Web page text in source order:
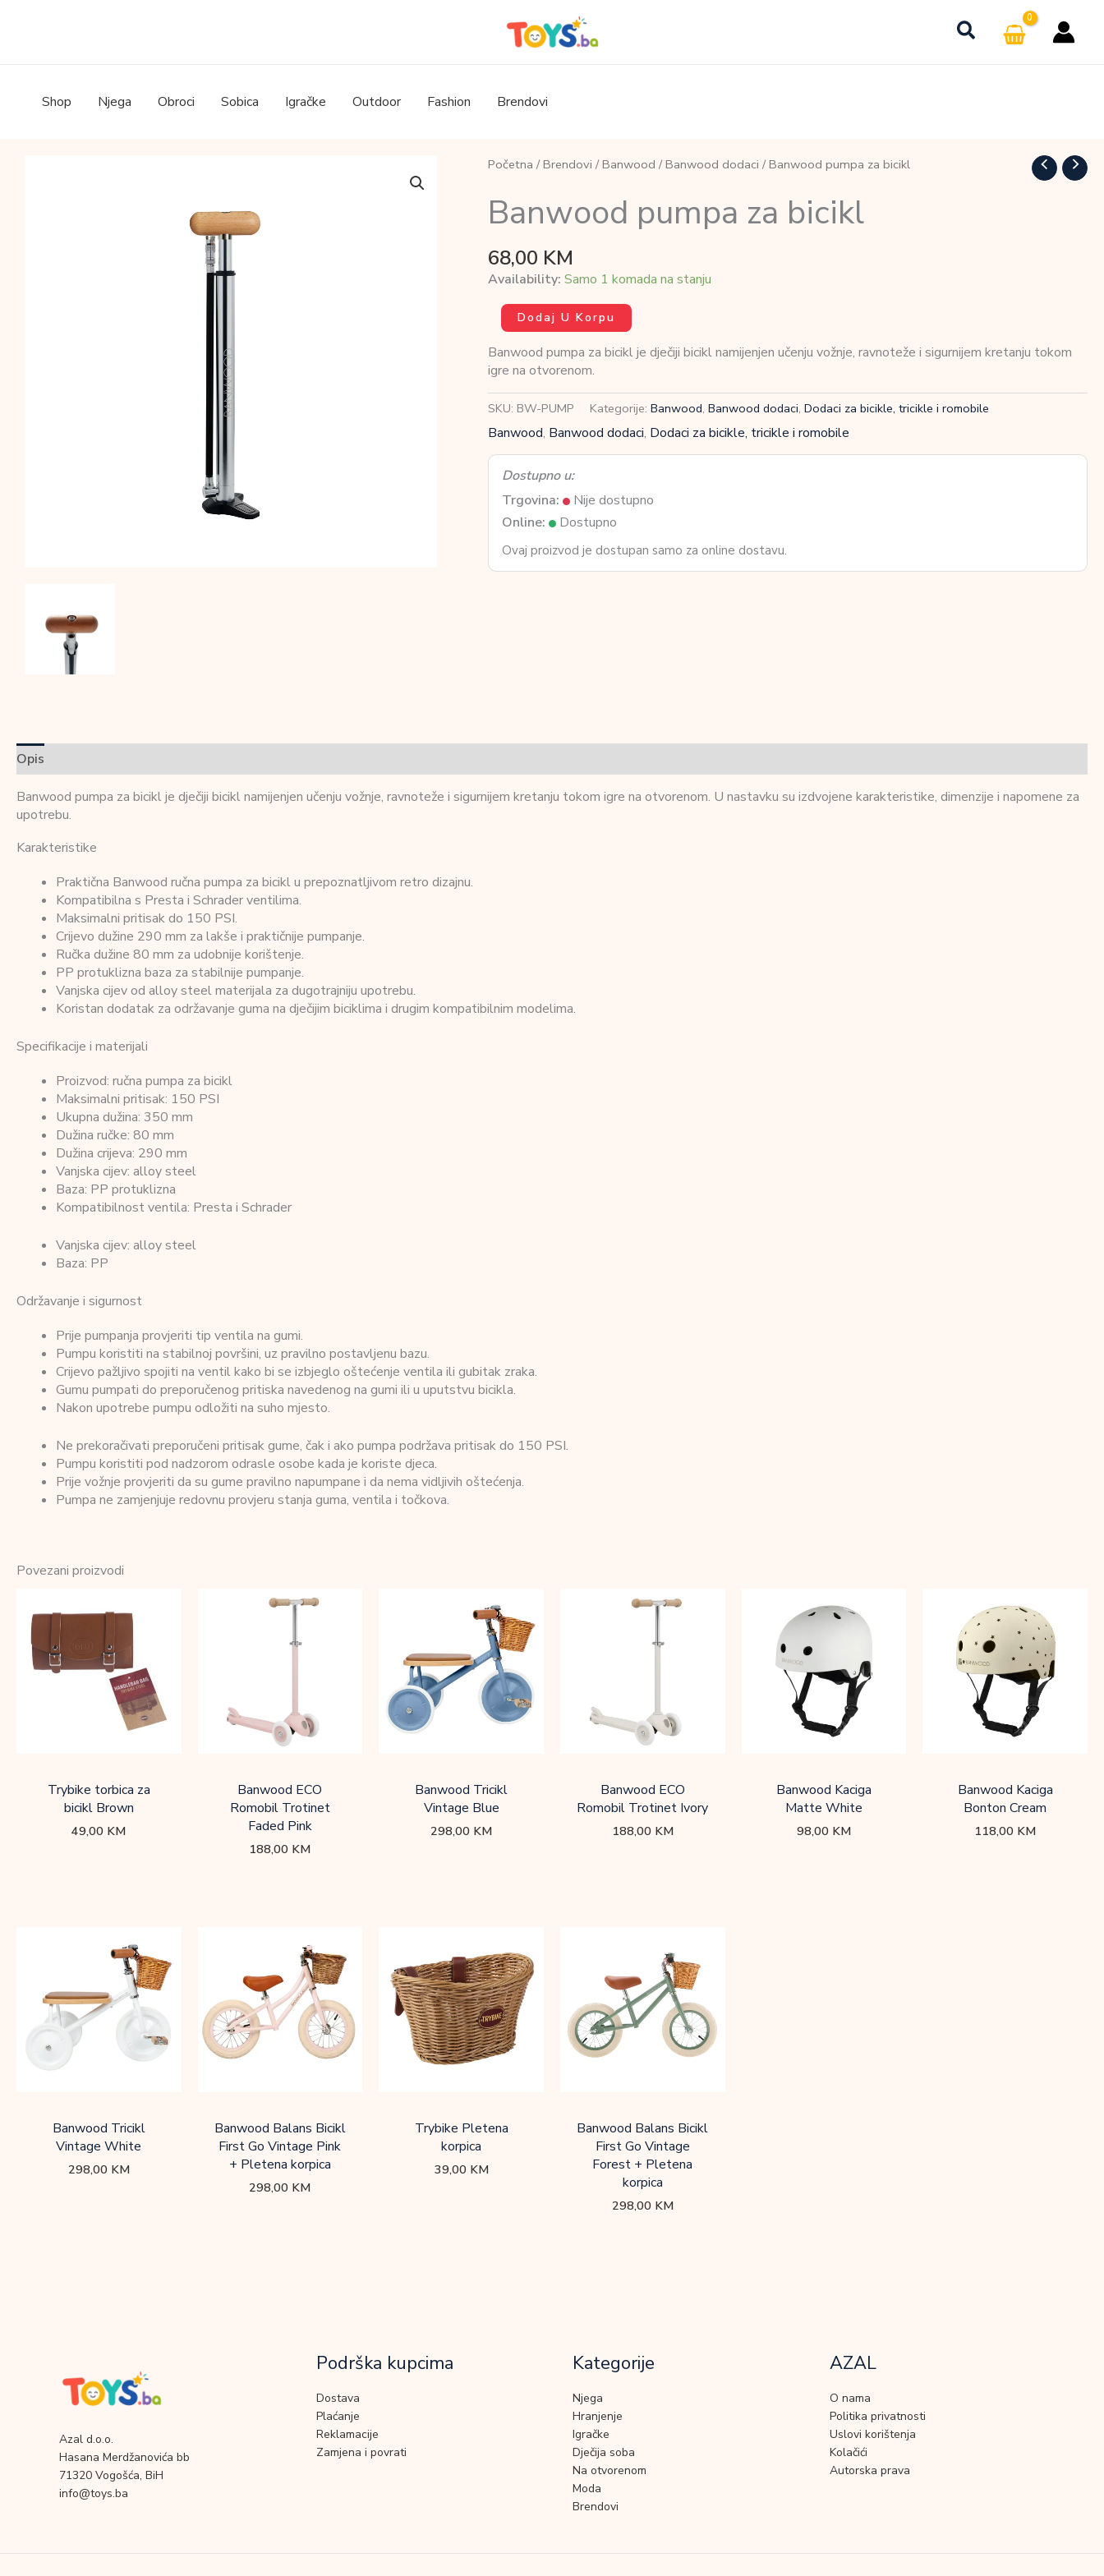
Shop Njega Obroci Sobica Igračke Outdoor Fashion Brendovi
Početna / Brendovi / Banwood / Banwood dodaci / Banwood pumpa za bicikl
Banwood pumpa za bicikl
68,00 KM
Availability: Samo 1 komada na stanju
Banwood
pumpa
za
bicikl
Dodaj U Korpu
Banwood pumpa za bicikl je dječiji bicikl namijenjen učenju vožnje, ravnoteže i sigurnijem kretanju tokom
igre na otvorenom.
SKU: BW-PUMP Kategorije: Banwood, Banwood dodaci, Dodaci za bicikle, tricikle i romobile
Banwood, Banwood dodaci, Dodaci za bicikle, tricikle i romobile
Dostupno u:
Trgovina:
Nije dostupno
Online:
Dostupno
Ovaj proizvod je dostupan samo za online dostavu.
Opis
Banwood pumpa za bicikl je dječiji bicikl namijenjen učenju vožnje, ravnoteže i sigurnijem kretanju tokom igre na otvorenom. U nastavku su izdvojene karakteristike, dimenzije i napomene za
upotrebu.
Karakteristike
Praktična Banwood ručna pumpa za bicikl u prepoznatljivom retro dizajnu.
Kompatibilna s Presta i Schrader ventilima.
Maksimalni pritisak do 150 PSI.
Crijevo dužine 290 mm za lakše i praktičnije pumpanje.
Ručka dužine 80 mm za udobnije korištenje.
PP protuklizna baza za stabilnije pumpanje.
Vanjska cijev od alloy steel materijala za dugotrajniju upotrebu.
Koristan dodatak za održavanje guma na dječijim biciklima i drugim kompatibilnim modelima.
Specifikacije i materijali
Proizvod: ručna pumpa za bicikl
Maksimalni pritisak: 150 PSI
Ukupna dužina: 350 mm
Dužina ručke: 80 mm
Dužina crijeva: 290 mm
Vanjska cijev: alloy steel
Baza: PP protuklizna
Kompatibilnost ventila: Presta i Schrader
Vanjska cijev: alloy steel
Baza: PP
Održavanje i sigurnost
Prije pumpanja provjeriti tip ventila na gumi.
Pumpu koristiti na stabilnoj površini, uz pravilno postavljenu bazu.
Crijevo pažljivo spojiti na ventil kako bi se izbjeglo oštećenje ventila ili gubitak zraka.
Gumu pumpati do preporučenog pritiska navedenog na gumi ili u uputstvu bicikla.
Nakon upotrebe pumpu odložiti na suho mjesto.
Ne prekoračivati preporučeni pritisak gume, čak i ako pumpa podržava pritisak do 150 PSI.
Pumpu koristiti pod nadzorom odrasle osobe kada je koriste djeca.
Prije vožnje provjeriti da su gume pravilno napumpane i da nema vidljivih oštećenja.
Pumpa ne zamjenjuje redovnu provjeru stanja guma, ventila i točkova.
Povezani proizvodi
Trybike torbica za
bicikl Brown
49,00 KM
Banwood ECO
Romobil Trotinet
Faded Pink
188,00 KM
Banwood Tricikl
Vintage Blue
298,00 KM
Banwood ECO
Romobil Trotinet Ivory
188,00 KM
Banwood Kaciga
Matte White
98,00 KM
Banwood Kaciga
Bonton Cream
118,00 KM
Banwood Tricikl
Vintage White
298,00 KM
Banwood Balans Bicikl
First Go Vintage Pink
+ Pletena korpica
298,00 KM
Trybike Pletena
korpica
39,00 KM
Banwood Balans Bicikl
First Go Vintage
Forest + Pletena
korpica
298,00 KM
Azal d.o.o.
Hasana Merdžanovića bb
71320 Vogošća, BiH
info@toys.ba
Podrška kupcima
Dostava
Plaćanje
Reklamacije
Zamjena i povrati
Kategorije
Njega
Hranjenje
Igračke
Dječija soba
Na otvorenom
Moda
Brendovi
AZAL
O nama
Politika privatnosti
Uslovi korištenja
Kolačići
Autorska prava